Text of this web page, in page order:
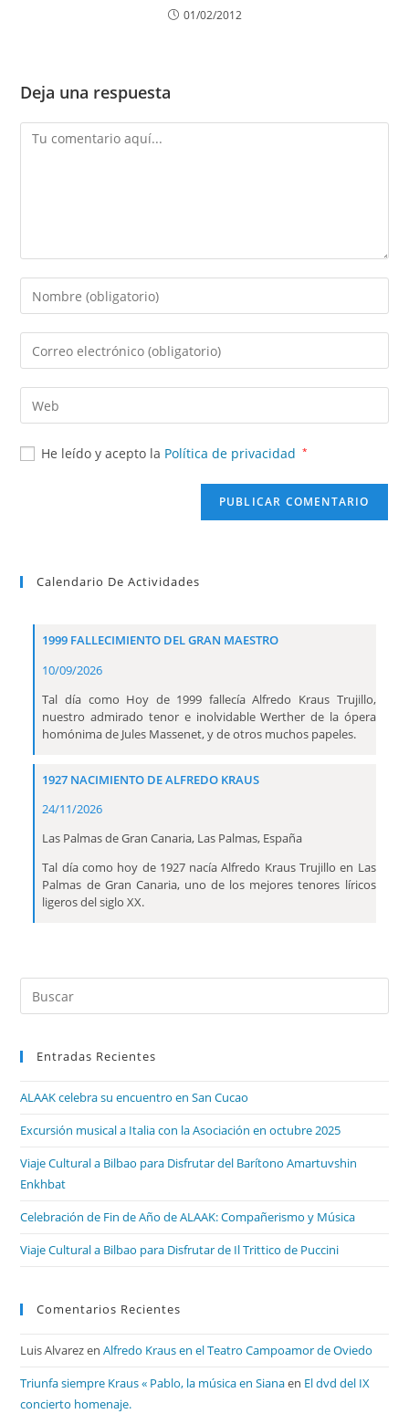
01/02/2012
Deja una respuesta
He leído y acepto la Política de privacidad *
Calendario De Actividades
1999 FALLECIMIENTO DEL GRAN MAESTRO
10/09/2026
Tal día como Hoy de 1999 fallecía Alfredo Kraus Trujillo,
nuestro admirado tenor e inolvidable Werther de la ópera
homónima de Jules Massenet, y de otros muchos papeles.
1927 NACIMIENTO DE ALFREDO KRAUS
24/11/2026
Las Palmas de Gran Canaria, Las Palmas, España
Tal día como hoy de 1927 nacía Alfredo Kraus Trujillo en Las
Palmas de Gran Canaria, uno de los mejores tenores líricos
ligeros del siglo XX.
Entradas Recientes
ALAAK celebra su encuentro en San Cucao
Excursión musical a Italia con la Asociación en octubre 2025
Viaje Cultural a Bilbao para Disfrutar del Barítono Amartuvshin
Enkhbat
Celebración de Fin de Año de ALAAK: Compañerismo y Música
Viaje Cultural a Bilbao para Disfrutar de Il Trittico de Puccini
Comentarios Recientes
Luis AlvarezenAlfredo Kraus en el Teatro Campoamor de Oviedo
Triunfa siempre Kraus « Pablo, la música en Sianaen El dvd del IX
concierto homenaje.